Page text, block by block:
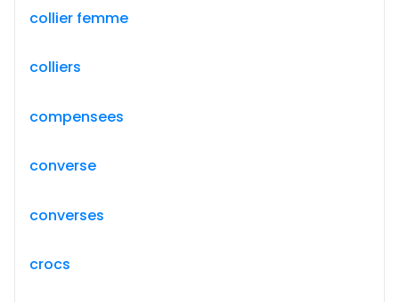
collier femme
colliers
compensees
converse
converses
crocs